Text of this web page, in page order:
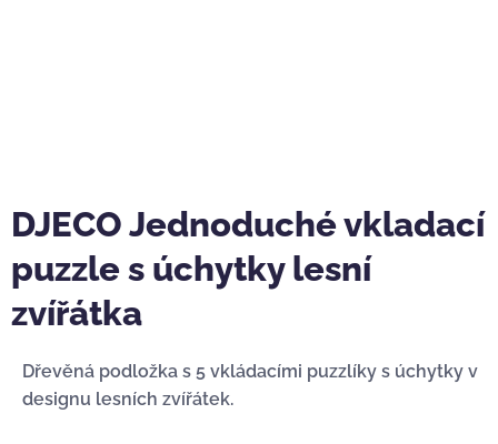
DJECO Jednoduché vkladací
puzzle s úchytky lesní
zvířátka
Dřevěná podložka s 5 vkládacími puzzlíky s úchytky v
designu lesních zvířátek.